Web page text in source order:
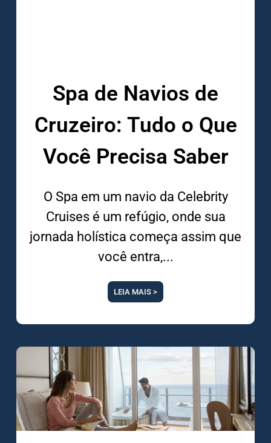
Spa de Navios de
Cruzeiro: Tudo o Que
Você Precisa Saber
O Spa em um navio da Celebrity
Cruises é um refúgio, onde sua
jornada holística começa assim que
você entra,
LEIA MAIS >